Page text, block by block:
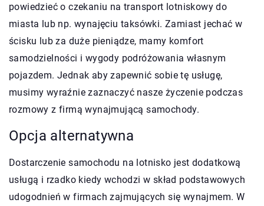
powiedzieć o czekaniu na transport lotniskowy do
miasta lub np. wynajęciu taksówki. Zamiast jechać w
ścisku lub za duże pieniądze, mamy komfort
samodzielności i wygody podróżowania własnym
pojazdem. Jednak aby zapewnić sobie tę usługę,
musimy wyraźnie zaznaczyć nasze życzenie podczas
rozmowy z firmą wynajmującą samochody.
Opcja alternatywna
Dostarczenie samochodu na lotnisko jest dodatkową
usługą i rzadko kiedy wchodzi w skład podstawowych
udogodnień w firmach zajmujących się wynajmem. W